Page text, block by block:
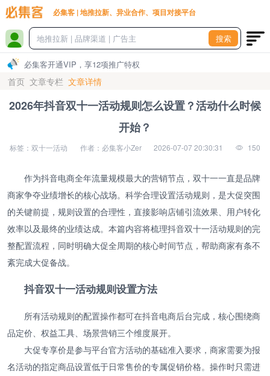
必集客 | 地推拉新、异业合作、项目对接平台
搜索
必集客开通VIP，享12项推广特权
首页 文章专栏 文章详情
2026年抖音双十一活动规则怎么设置？活动什么时候
开始？
标签：双十一活动 作者：必集客小Zer 2026-07-07 20:30:31 150
作为抖音电商全年流量规模最大的营销节点，双十一一直是品牌
商家争夺业绩增长的核心战场。科学合理设置活动规则，是大促突围
的关键前提，规则设置的合理性，直接影响店铺引流效果、用户转化
效率以及最终的业绩达成。本篇内容将梳理抖音双十一活动规则的完
整配置流程，同时明确大促全周期的核心时间节点，帮助商家有条不
紊完成大促备战。
抖音双十一活动规则设置方法
所有活动规则的配置操作都可在抖音电商后台完成，核心围绕商
品定价、权益工具、场景营销三个维度展开。
大促专享价是参与平台官方活动的基础准入要求，商家需要为报
名活动的指定商品设置低于日常售价的专属促销价格。操作时只需进